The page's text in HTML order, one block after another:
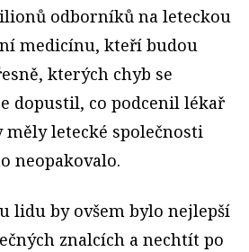
odborníků na leteckou
medicínu, kteří budou
kterých chyb se
dopustil, co podcenil lékař
měly letecké společnosti
neopakovalo.
lidu by ovšem bylo nejlepší
znalcích a nechtít po